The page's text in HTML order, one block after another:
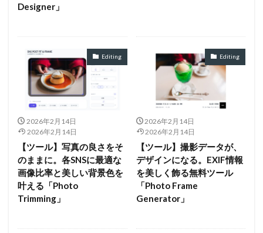
Designer」
Editing
2026年2月14日
2026年2月14日
【ツール】写真の良さをそ
のままに。各SNSに最適な
画像比率と美しい背景色を
叶える「Photo
Trimming」
Editing
2026年2月14日
2026年2月14日
【ツール】撮影データが、
デザインになる。EXIF情報
を美しく飾る無料ツール
「Photo Frame
Generator」